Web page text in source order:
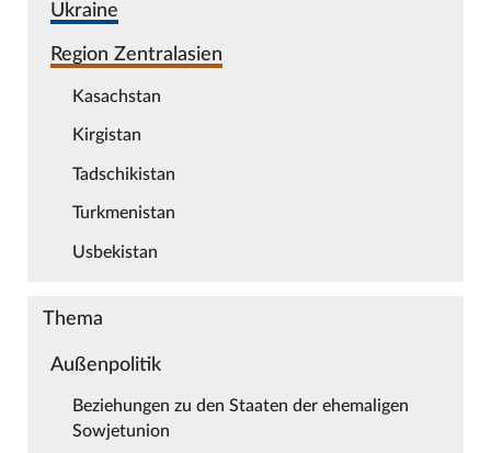
Ukraine
Region Zentralasien
Kasachstan
Kirgistan
Tadschikistan
Turkmenistan
Usbekistan
Thema
Außenpolitik
Beziehungen zu den Staaten der ehemaligen
Sowjetunion